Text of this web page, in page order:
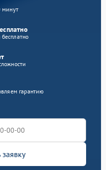
минут
гарантию